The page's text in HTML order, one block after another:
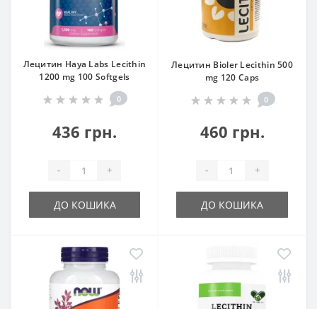
Лецитин Haya Labs Lecithin
1200 mg 100 Softgels
0
436 грн.
- +
ДО КОШИКА
Лецитин Bioler Lecithin 500
mg 120 Caps
0
460 грн.
- +
ДО КОШИКА